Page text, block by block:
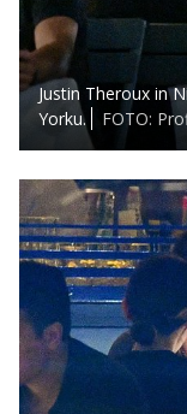
Justin Theroux in
Yorku.
FOTO: